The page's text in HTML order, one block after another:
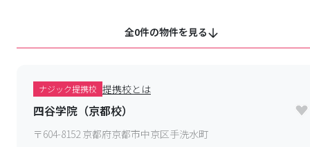
全0件の物件を見る
ナジック提携校 提携校とは
四谷学院（京都校）
〒604-8152 京都府京都市中京区手洗水町